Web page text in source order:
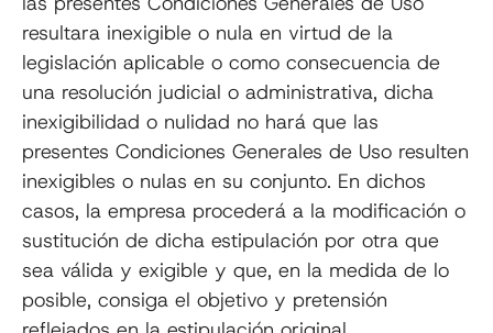
resultara inexigible o nula en virtud de la
legislación aplicable o como consecuencia de
una resolución judicial o administrativa, dicha
inexigibilidad o nulidad no hará que las
presentes Condiciones Generales de Uso resulten
inexigibles o nulas en su conjunto. En dichos
casos, la empresa procederá a la modificación o
sustitución de dicha estipulación por otra que
sea válida y exigible y que, en la medida de lo
posible, consiga el objetivo y pretensión